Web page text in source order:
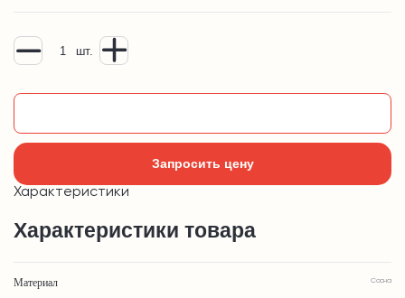
шт.
Запросить цену
Характеристики
Характеристики товара
Материал Сосна